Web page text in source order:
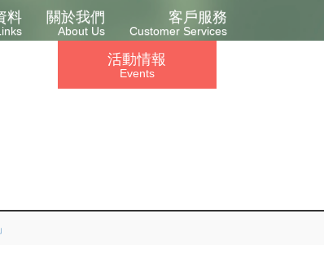
料 關於我們
About Us
客戶服務
Customer Services
活動情報
Events